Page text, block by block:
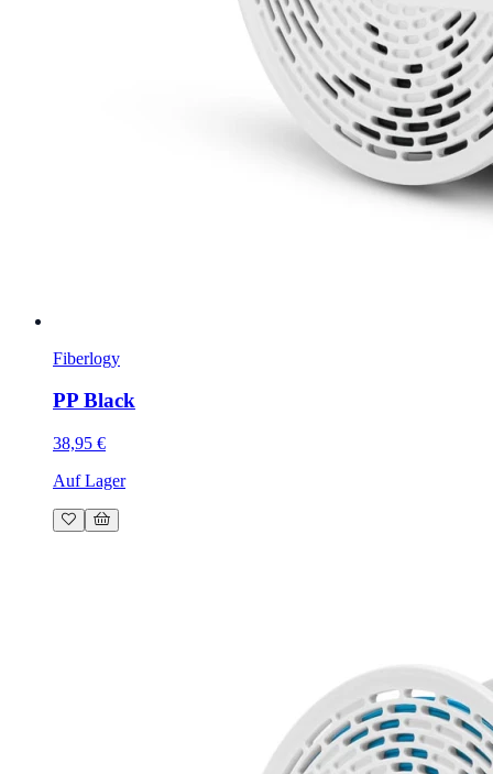
Fiberlogy
PP Black
38,95 €
Auf Lager